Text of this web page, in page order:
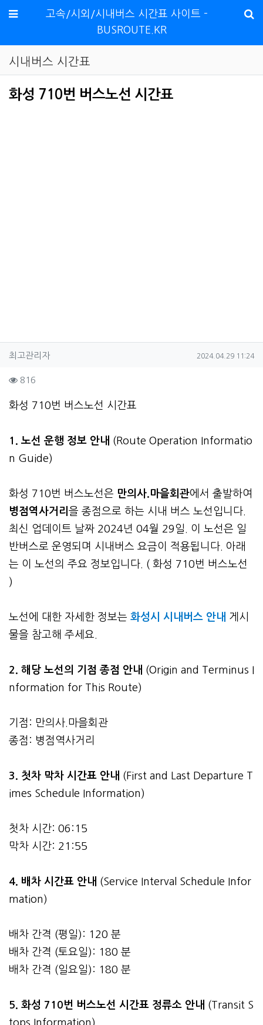
메뉴
고속/시외/시내버스 시간표 사이트 -
BUSROUTE.KR
시내버스 시간표
화성 710번 버스노선 시간표
작성자 정보
최고관리자작성 작성일
2024.04.29 11:24
컨텐츠 정보
816
본문
화성 710번 버스노선 시간표
1. 노선 운행 정보 안내 (Route Operation Informatio
n Guide)
화성 710번 버스노선은 만의사.마을회관에서 출발하여
병점역사거리 을 종점으로 하는 시내 버스 노선입니다.
최신 업데이트 날짜 2024년 04월 29일. 이 노선은 일
반버스로 운영되며 시내버스 요금이 적용됩니다. 아래
는 이 노선의 주요 정보입니다. ( 화성 710번 버스노선
)
노선에 대한 자세한 정보는 화성시 시내버스 안내 게시
물을 참고해 주세요.
2. 해당 노선의 기점 종점 안내 (Origin and Terminus I
nformation for This Route)
기점: 만의사.마을회관
종점: 병점역사거리
3. 첫차 막차 시간표 안내 (First and Last Departure T
imes Schedule Information)
첫차 시간: 06:15
막차 시간: 21:55
4. 배차 시간표 안내 (Service Interval Schedule Infor
mation)
배차 간격 (평일): 120 분
배차 간격 (토요일): 180 분
배차 간격 (일요일): 180 분
5. 화성 710번 버스노선 시간표 정류소 안내 (Transit S
tops Information)